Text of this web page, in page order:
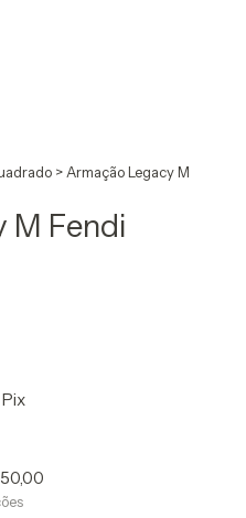
> Armação Legacy M
M Fendi